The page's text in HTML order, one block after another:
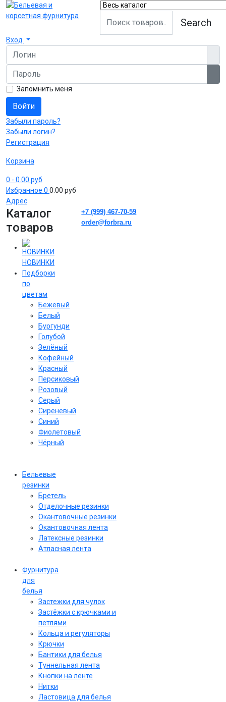
Search
Вход
Логин
Пароль
Запомнить меня
Войти
Забыли пароль?
Забыли логин?
Регистрация
Корзина
0 - 0.00 руб
Избранное 0 0.00 руб
Адрес
Каталог
товаров
НОВИНКИ
Подборки
по
цветам
Бежевый
Белый
Бургунди
Голубой
Зелёный
Кофейный
Красный
Персиковый
Розовый
Серый
Сиреневый
Cиний
Фиолетовый
Чёрный
Бельевые
резинки
Бретель
Отделочные резинки
Окантовочные резинки
Окантовочная лента
Латексные резинки
Атласная лента
Фурнитура
для
белья
Застежки для чулок
Застёжки с крючками и
петлями
Кольца и регуляторы
Крючки
Бантики для белья
Туннельная лента
Кнопки на ленте
Нитки
Ластовица для белья
+7 (999) 467-70-59
order@forbra.ru